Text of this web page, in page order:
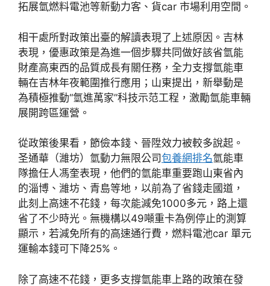
拓展氫燃料電池等新動力客、貨car 市場利用空間。
相干處所對政策出臺的解讀表現了上述原因。吉林
表現，優惠政策是為進一個步驟共同做好該省氫能
財產高東西的品質成長有關任務，全力支撐氫能車
輛在吉林年夜範圍推行應用；山東提出，新舉動是
為積極推動“氫進萬家”科技示范工程，激勵氫能車輛
展開跨區運營。
從政策後果看，節儉本錢、晉陞效力被較多說起。
圣通華（濰坊）氫動力無限公司包養網排名氫能車
隊擔任人馮奎表現，他們的氫能車重要跑山東省內
的淄博、濰坊、青島等地，以前為了省錢走國道，
此刻上高速不花錢，每次能減免1000多元，路上還
省了不少時光。無機構以49噸重卡為例停止的測算
顯示，若減免所有的高速通行費，燃料電池car 單元
運輸本錢可下降25%。
除了高速不花錢，更多支撐氫能車上路的政策在發